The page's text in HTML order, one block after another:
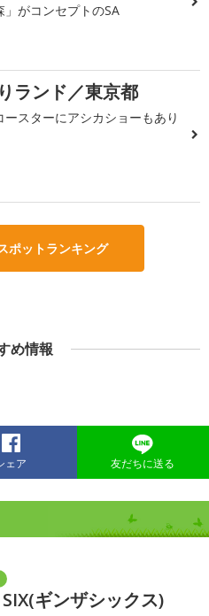
」がコンセプトのSA
ランド／東京都
ースターにアシカショーもあり
ポットランキング
め情報
ェア 友だちに送る
ギンザシックス)